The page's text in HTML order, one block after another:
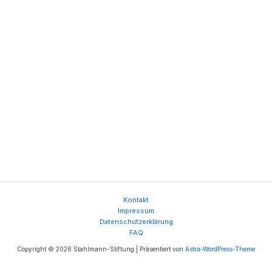
Kontakt
Impressum
Datenschutzerklärung
FAQ
Copyright © 2026 Stahlmann-Stiftung | Präsentiert von Astra-WordPress-Theme